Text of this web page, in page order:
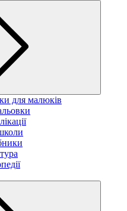
для малюків